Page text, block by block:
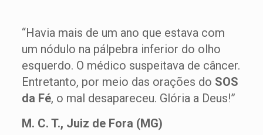
“Havia mais de um ano que estava com
um nódulo na pálpebra inferior do olho
esquerdo. O médico suspeitava de câncer.
Entretanto, por meio das orações do SOS
da Fé, o mal desapareceu. Glória a Deus!”
M. C. T., Juiz de Fora (MG)